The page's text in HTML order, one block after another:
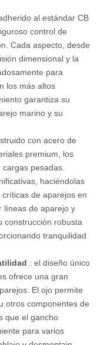
al estándar CB
control de
Cada aspecto, desde
dimensional y la
para
los más altos
garantiza su
marino y su
con acero de
premium, los
pesadas.
haciéndolas
de aparejos en
líneas de aparejo y
construcción robusta
tranquilidad
: el diseño único
ofrece una gran
El ojo permite
otros componentes de
que el gancho
para varios